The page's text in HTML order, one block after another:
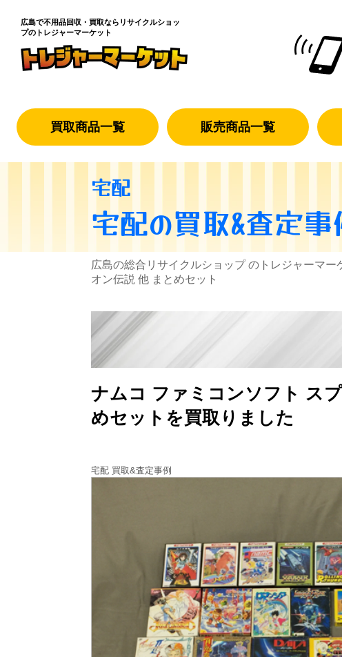
広島で不用品回収・買取なら リサイクルショッ
プのトレジャーマーケット
買取商品一覧 販売商品一覧
宅配
宅配の買取&査定事
広島の総合リサイクルショップ のトレジャーマー
オン伝説 他 まとめセット
ナムコ ファミコンソフト ス
めセットを買取りました
宅配 買取&査定事例